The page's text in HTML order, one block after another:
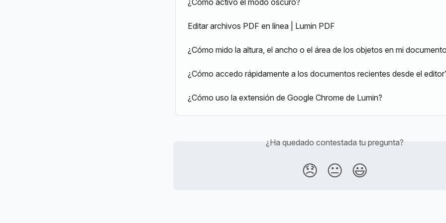
Editar archivos PDF en línea | Lumin PDF
¿Cómo mido la altura, el ancho o el área de los objetos en mi
¿Cómo accedo rápidamente a los documentos recientes desde el
¿Cómo uso la extensión de Google Chrome de Lumin?
¿Ha quedado contestada tu pregunta?
😞 😐 😃